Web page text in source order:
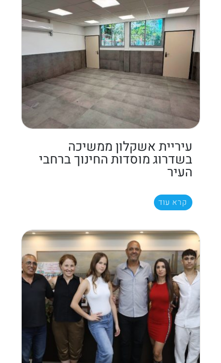
עיריית אשקלון ממשיכה
בשדרוג מוסדות החינוך ברחבי
העיר
קרא עוד